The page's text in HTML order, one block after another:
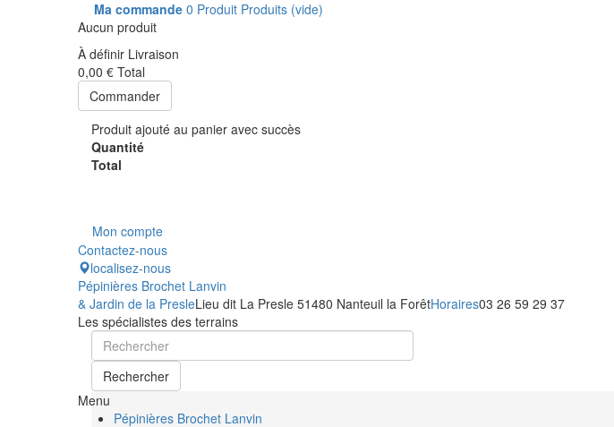
Ma commande 0 Produit Produits (vide)
Aucun produit
À définir Livraison
0,00 € Total
Commander
Produit ajouté au panier avec succès
Quantité
Total
Mon compte
Contactez-nous
localisez-nous
Pépinières Brochet Lanvin
& Jardin de la PresleLieu dit La Presle 51480 Nanteuil la ForêtHoraires03 26 59 29 37
Les spécialistes des terrains
Rechercher
Menu
Pépinières Brochet Lanvin